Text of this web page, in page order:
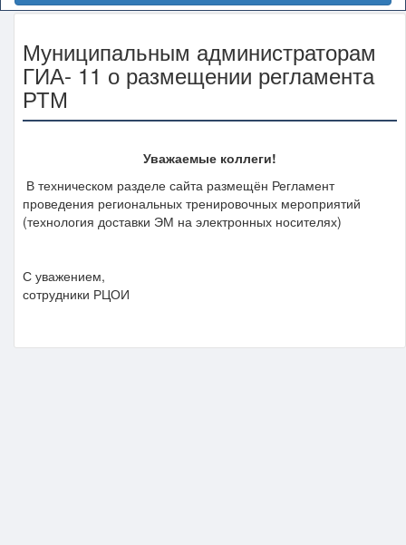
Муниципальным администраторам
ГИА- 11 о размещении регламента
РТМ
Уважаемые коллеги!
В техническом разделе сайта размещён Регламент
проведения региональных тренировочных мероприятий
(технология доставки ЭМ на электронных носителях)
С уважением,
сотрудники РЦОИ